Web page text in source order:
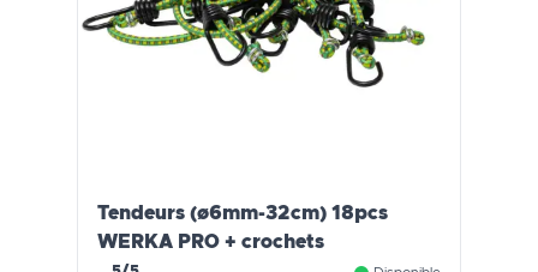
Tendeurs (ø6mm-32cm) 18pcs
WERKA PRO + crochets